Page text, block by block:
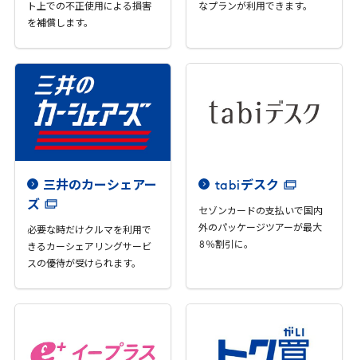
ト上での不正使用による損害
を補償します。
なプランが利用できます。
三井のカーシェアー
ズ
必要な時だけクルマを利用で
きるカーシェアリングサービ
スの優待が受けられます。
tabiデスク
セゾンカードの支払いで国内
外のパッケージツアーが最大
8 ％割引に。